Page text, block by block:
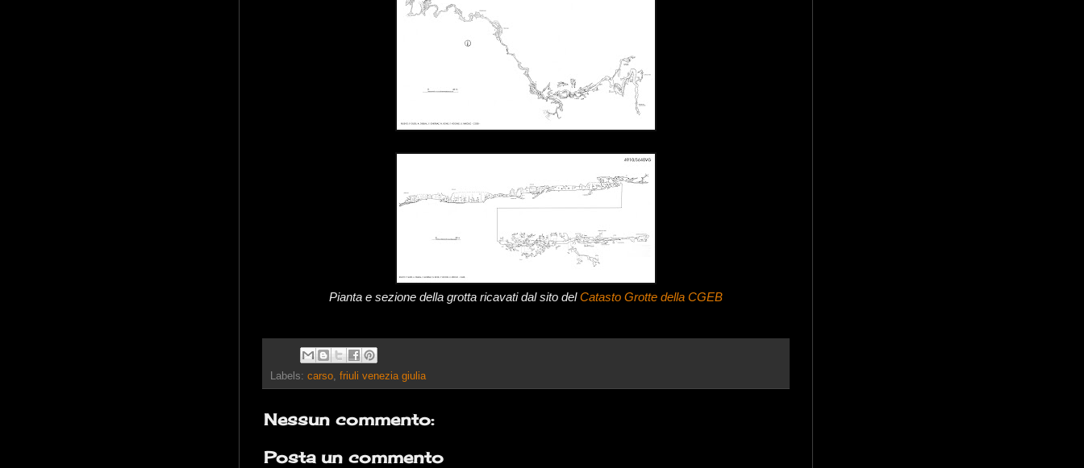
Pianta e sezione della grotta ricavati dal sito delCatasto Grotte della CGEB
Labels: carso, friuli venezia giulia
Nessun commento:
Posta un commento